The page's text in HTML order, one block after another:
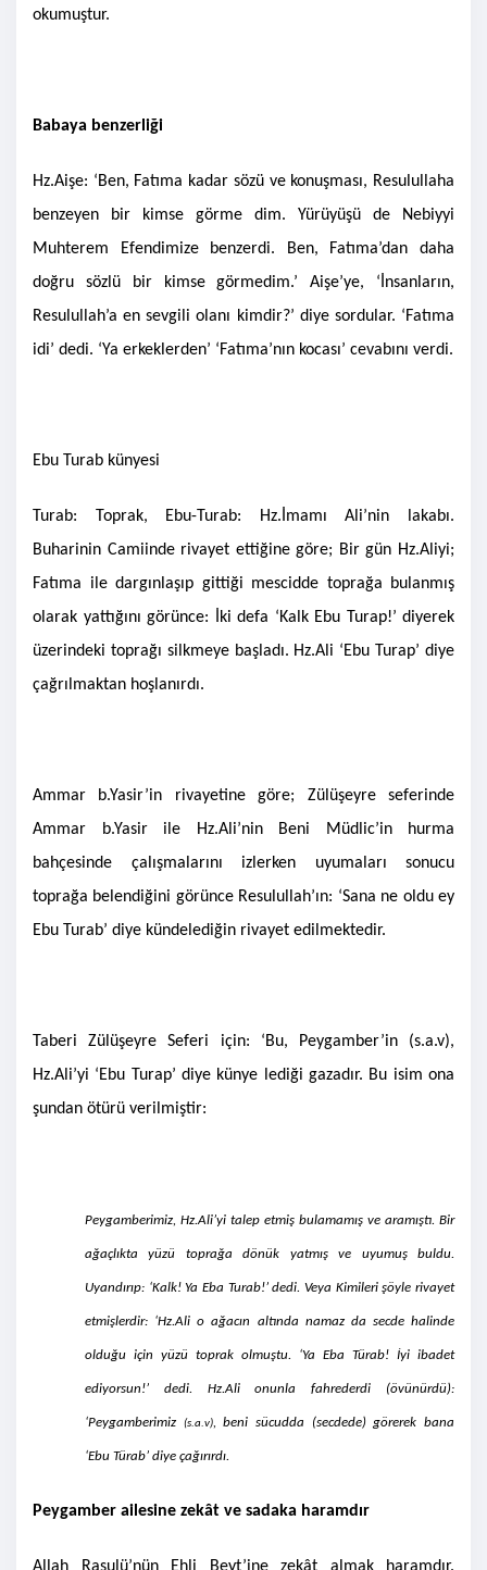
okumuştur.
Babaya benzerliği
Hz.Aişe: ‘Ben, Fatıma kadar sözü ve konuşması, Resulullaha
benzeyen bir kimse görme dim. Yürüyüşü de Nebiyyi
Muhterem Efendimize benzerdi. Ben, Fatıma’dan daha
doğru sözlü bir kimse görmedim.’ Aişe’ye, ‘İnsanların,
Resulullah’a en sevgili olanı kimdir?’ diye sordular. ‘Fatıma
idi’ dedi. ‘Ya erkeklerden’ ‘Fatıma’nın kocası’ cevabını verdi.
Ebu Turab künyesi
Turab: Toprak, Ebu-Turab: Hz.İmamı Ali’nin lakabı.
Buharinin Camiinde rivayet ettiğine göre; Bir gün Hz.Aliyi;
Fatıma ile dargınlaşıp gittiği mescidde toprağa bulanmış
olarak yattığını görünce: İki defa ‘Kalk Ebu Turap!’ diyerek
üzerindeki toprağı silkmeye başladı. Hz.Ali ‘Ebu Turap’ diye
çağrılmaktan hoşlanırdı.
Ammar b.Yasir’in rivayetine göre; Zülüşeyre seferinde
Ammar b.Yasir ile Hz.Ali’nin Beni Müdlic’in hurma
bahçesinde çalışmalarını izlerken uyumaları sonucu
toprağa belendiğini görünce Resulullah’ın: ‘Sana ne oldu ey
Ebu Turab’ diye kündelediğin rivayet edilmektedir.
Taberi Zülüşeyre Seferi için: ‘Bu, Peygamber’in (s.a.v),
Hz.Ali’yi ‘Ebu Turap’ diye künye lediği gazadır. Bu isim ona
şundan ötürü verilmiştir:
Peygamberimiz, Hz.Ali’yi talep etmiş bulamamış ve aramıştı. Bir
ağaçlıkta yüzü toprağa dönük yatmış ve uyumuş buldu.
Uyandırıp: ‘Kalk! Ya Eba Turab!’ dedi. Veya Kimileri şöyle rivayet
etmişlerdir: ‘Hz.Ali o ağacın altında namaz da secde halinde
olduğu için yüzü toprak olmuştu. ‘Ya Eba Türab! İyi ibadet
ediyorsun!’ dedi. Hz.Ali onunla fahrederdi (övünürdü):
‘Peygamberimiz (s.a.v), beni sücudda (secdede) görerek bana
‘Ebu Türab’ diye çağırırdı.
Peygamber ailesine zekât ve sadaka haramdır